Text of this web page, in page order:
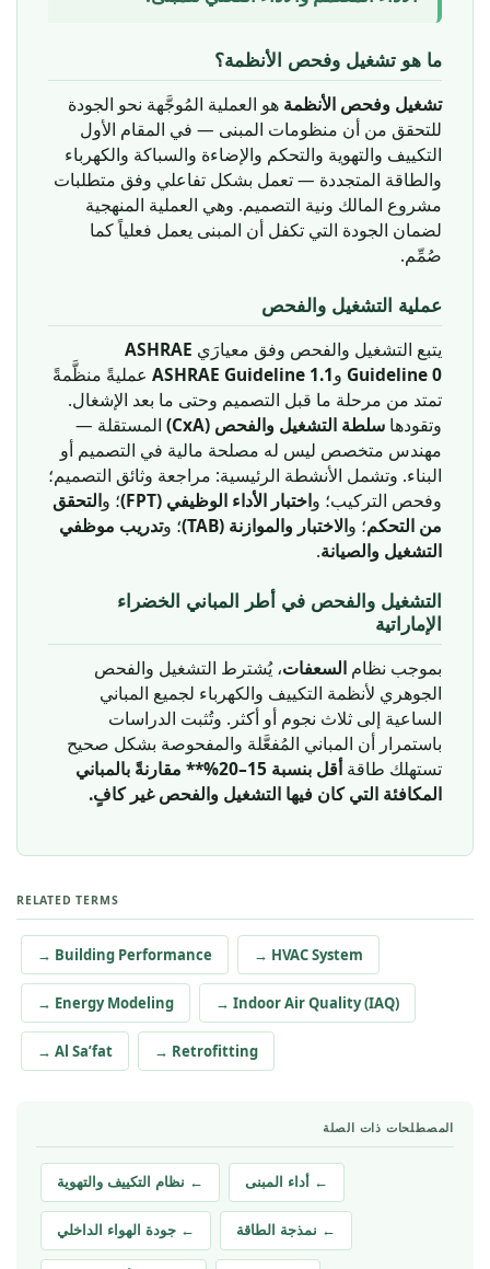
ما هو تشغيل وفحص الأنظمة؟
تشغيل وفحص الأنظمة هو العملية المُوجَّهة نحو الجودة
للتحقق من أن منظومات المبنى — في المقام الأول
التكييف والتهوية والتحكم والإضاءة والسباكة والكهرباء
والطاقة المتجددة — تعمل بشكل تفاعلي وفق متطلبات
مشروع المالك ونية التصميم. وهي العملية المنهجية
لضمان الجودة التي تكفل أن المبنى يعمل فعلياً كما
صُمِّم.
عملية التشغيل والفحص
يتبع التشغيل والفحص وفق معيارَي ASHRAE
Guideline 0 وASHRAE Guideline 1.1 عمليةً منظَّمةً
تمتد من مرحلة ما قبل التصميم وحتى ما بعد الإشغال.
وتقودها سلطة التشغيل والفحص (CxA)
المستقلة —
مهندس متخصص ليس له مصلحة مالية في التصميم أو
البناء. وتشمل الأنشطة الرئيسية: مراجعة وثائق التصميم؛
وفحص التركيب؛ واختبار الأداء الوظيفي (FPT) ؛ والتحقق
من التحكم؛ والاختبار والموازنة (TAB) ؛ وتدريب موظفي
التشغيل والصيانة.
التشغيل والفحص في أطر المباني الخضراء
الإماراتية
بموجب نظام السعفات، يُشترط التشغيل والفحص
الجوهري لأنظمة التكييف والكهرباء لجميع المباني
الساعية إلى ثلاث نجوم أو أكثر. وتُثبت الدراسات
باستمرار أن المباني المُفعَّلة والمفحوصة بشكل صحيح
تستهلك طاقة
أقل بنسبة 15–20%** مقارنةً بالمباني
المكافئة التي كان فيها التشغيل والفحص غير كافٍ.
RELATED TERMS
→ Building Performance → HVAC System
→ Energy Modeling → Indoor Air Quality (IAQ)
→ Al Sa’fat → Retrofitting
المصطلحات ذات الصلة
← أداء المبنى ← نظام التكييف والتهوية
← نمذجة الطاقة ← جودة الهواء الداخلي